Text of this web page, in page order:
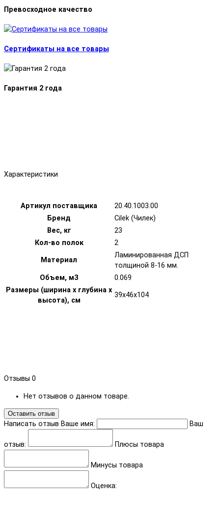
Превосходное качество
Сертификаты на все товары
Гарантия 2 года
Характеристики
Артикул поставщика
20.40.1003.00
Бренд
Cilek (Чилек)
Вес, кг
23
Кол-во полок
2
Материал
Ламинированная ДСП
толщиной 8-16 мм.
Объем, м3
0.069
Размеры (ширина х глубина х
высота), см
39x46x104
Отзывы 0
Нет отзывов о данном товаре.
Оставить отзыв
Написать отзыв Ваше имя: Ваш
отзыв: Плюсы товара
Минусы товара
Оценка: